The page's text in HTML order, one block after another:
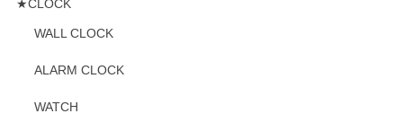
★CLOCK
WALL CLOCK
ALARM CLOCK
WATCH